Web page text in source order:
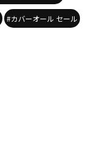
#カバーオール セール